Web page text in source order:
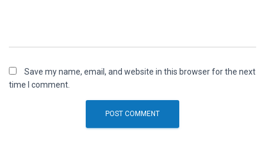
Save my name, email, and website in this browser for the next
time I comment.